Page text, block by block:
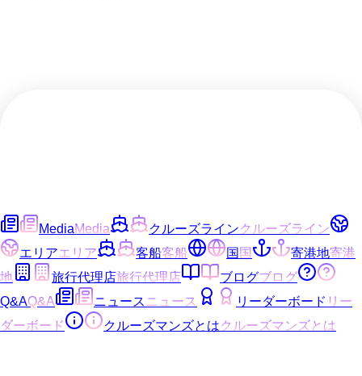
MediaMedia クルーズラインクルーズライン
エリアエリア 客船客船 国国 寄港地寄港
地
旅行代理店旅行代理店 ブログブログ
Q&AQ&A ニュース ニュース リーダーボード リー
ダーボード
クルーズマンズとはクルーズマンズとは